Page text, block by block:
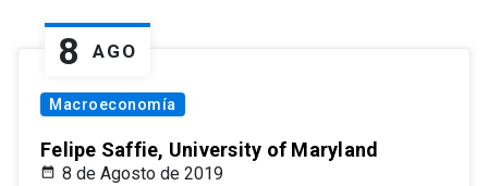
8 AGO
Macroeconomía
Felipe Saffie, University of Maryland
8 de Agosto de 2019